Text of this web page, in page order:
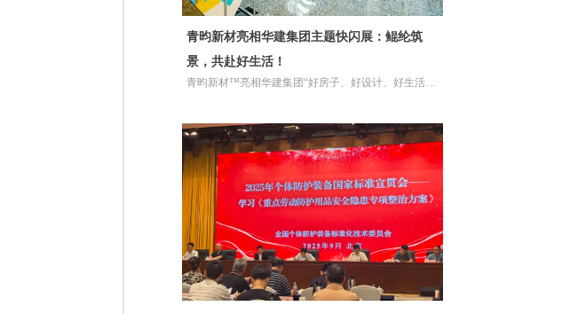
青昀新材亮相华建集团主题快闪展：鲲纶筑
景，共赴好生活！
青昀新材™亮相华建集团“好房子、好设计、好生活”